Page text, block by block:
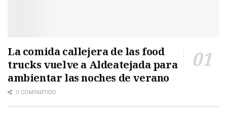
La comida callejera de las food
trucks vuelve a Aldeatejada para
ambientar las noches de verano
0 COMPARTIDO